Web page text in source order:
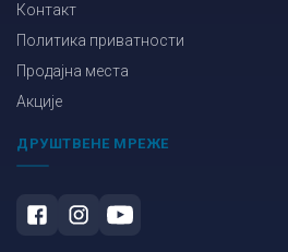
Контакт
Политика приватности
Продајна места
Акције
ДРУШТВЕНЕ МРЕЖЕ